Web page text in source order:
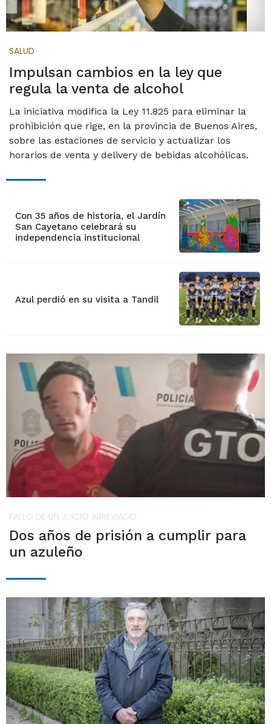
SALUD
Impulsan cambios en la ley que
regula la venta de alcohol
La iniciativa modifica la Ley 11.825 para eliminar la
prohibición que rige, en la provincia de Buenos Aires,
sobre las estaciones de servicio y actualizar los
horarios de venta y delivery de bebidas alcohólicas.
Con 35 años de historia, el Jardín
San Cayetano celebrará su
independencia institucional
Azul perdió en su visita a Tandil
FALLO DE UN JUICIO ABREVIADO
Dos años de prisión a cumplir para
un azuleño